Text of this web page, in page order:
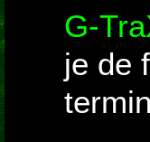
G-
je de